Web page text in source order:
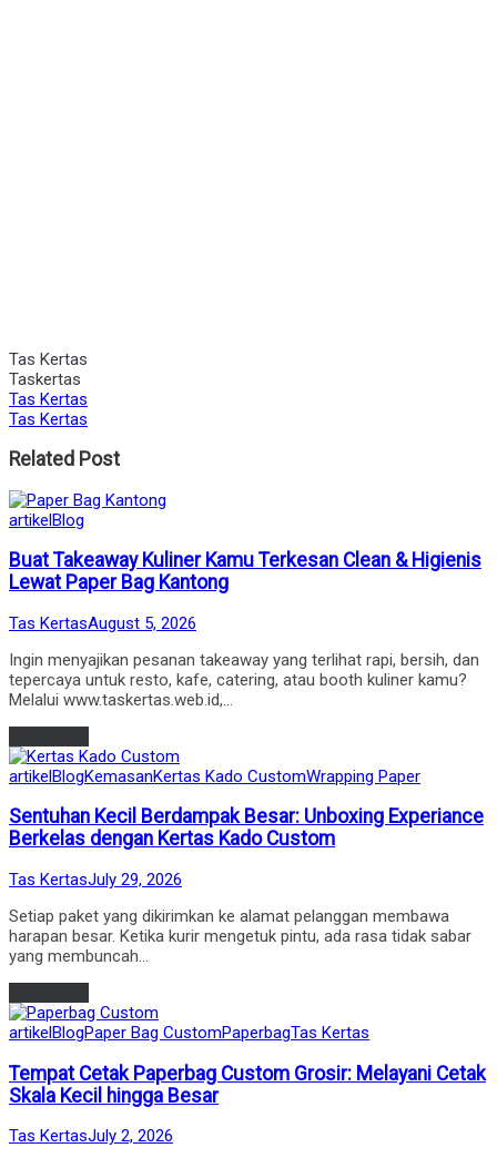
Tas Kertas
Taskertas
Tas Kertas
Tas Kertas
Related Post
Posted
artikelBlog
Buat Takeaway Kuliner Kamu Terkesan Clean & Higienis
Lewat Paper Bag Kantong
by
Tas KertasPosted
August 5, 2026
Ingin menyajikan pesanan takeaway yang terlihat rapi, bersih, dan
tepercaya untuk resto, kafe, catering, atau booth kuliner kamu?
Melalui www.taskertas.web.id,…
Posted
artikelBlogKemasanKertas Kado CustomWrapping Paper
Sentuhan Kecil Berdampak Besar: Unboxing Experiance
Berkelas dengan Kertas Kado Custom
by
Tas KertasPosted
July 29, 2026
Setiap paket yang dikirimkan ke alamat pelanggan membawa
harapan besar. Ketika kurir mengetuk pintu, ada rasa tidak sabar
yang membuncah…
Posted
artikelBlogPaper Bag CustomPaperbagTas Kertas
Tempat Cetak Paperbag Custom Grosir: Melayani Cetak
Skala Kecil hingga Besar
by
Tas KertasPosted
July 2, 2026